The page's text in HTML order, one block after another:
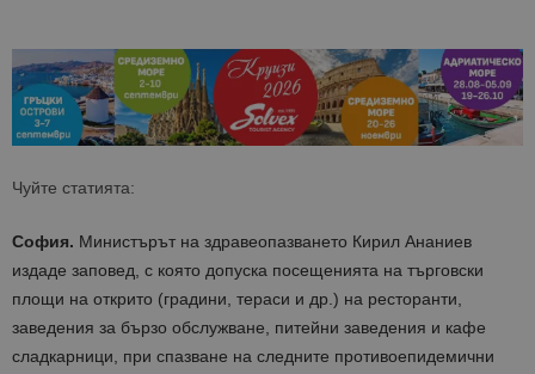
Чуйте статията:
София. Министърът на здравеопазването Кирил Ананиев
издаде заповед, с която допуска посещенията на търговски
площи на открито (градини, тераси и др.) на ресторанти,
заведения за бързо обслужване, питейни заведения и кафе
сладкарници, при спазване на следните противоепидемични